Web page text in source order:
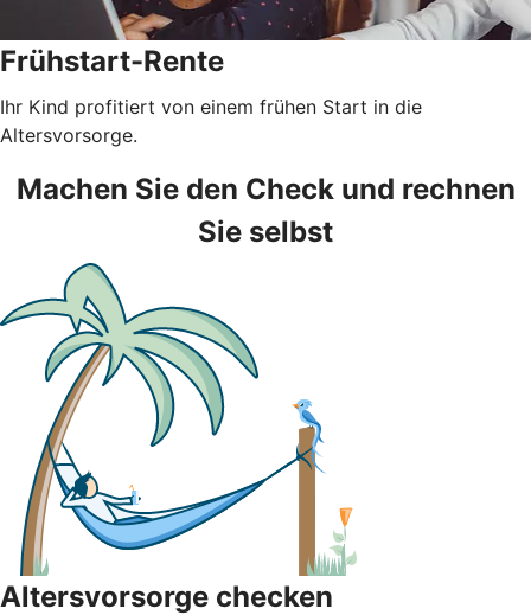
Frühstart-Rente
Ihr Kind profitiert von einem frühen Start in die
Altersvorsorge.
Machen Sie den Check und rechnen
Sie selbst
Altersvorsorge checken